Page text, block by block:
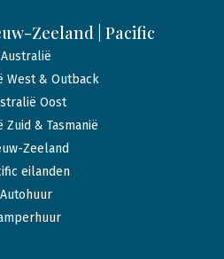
Zeeland | Pacific
Australië
West & Outback
Oost
Zuid & Tasmanië
Zeeland
eilanden
Autohuur